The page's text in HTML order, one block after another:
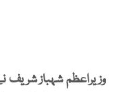
وزیراعظم شہباز